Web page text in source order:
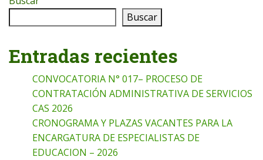
Buscar
Entradas recientes
CONVOCATORIA N° 017– PROCESO DE
CONTRATACIÓN ADMINISTRATIVA DE SERVICIOS
CAS 2026
CRONOGRAMA Y PLAZAS VACANTES PARA LA
ENCARGATURA DE ESPECIALISTAS DE
EDUCACION – 2026